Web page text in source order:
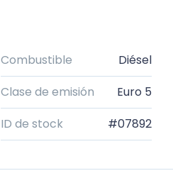
Combustible Diésel
Clase de emisión Euro 5
ID de stock #07892